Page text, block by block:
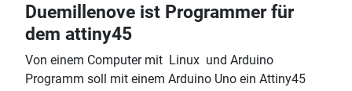
Duemillenove ist Programmer für
dem attiny45
Von einem Computer mit Linux und Arduino
Programm soll mit einem Arduino Uno ein Attiny45